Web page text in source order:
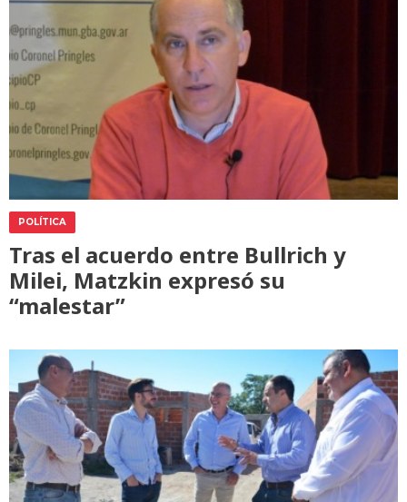
POLÍTICA
Tras el acuerdo entre Bullrich y
Milei, Matzkin expresó su
“malestar”